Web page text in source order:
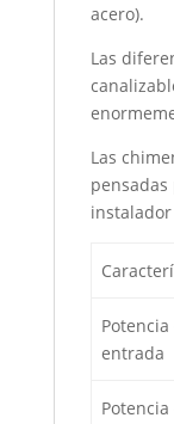
acero).
Las
Las
Potencia
entrada
Potencia